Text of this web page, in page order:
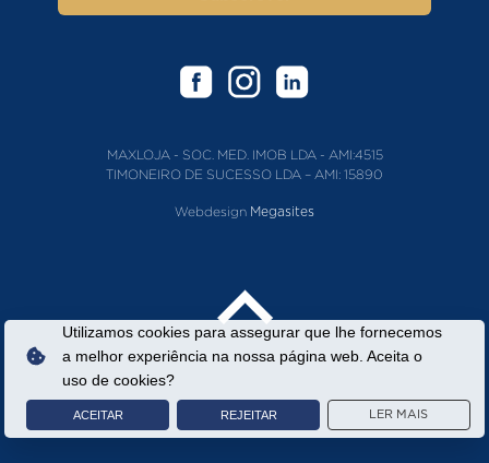
MAXLOJA - SOC. MED. IMOB LDA - AMI:4515
TIMONEIRO DE SUCESSO LDA – AMI: 15890
Webdesign Megasites
Utilizamos cookies para assegurar que lhe fornecemos
a melhor experiência na nossa página web. Aceita o
uso de cookies?
ACEITAR REJEITAR LER MAIS